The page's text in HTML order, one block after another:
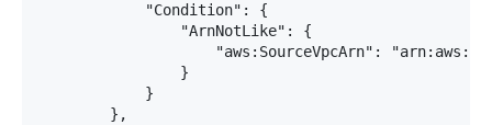
            "Condition": {
                "ArnNotLike": {
"aws:SourceVpcArn":
                }
            }
        },